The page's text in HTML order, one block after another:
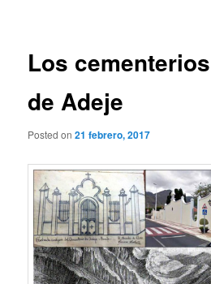
Los
de Adeje
Posted on21 febrero, 2017